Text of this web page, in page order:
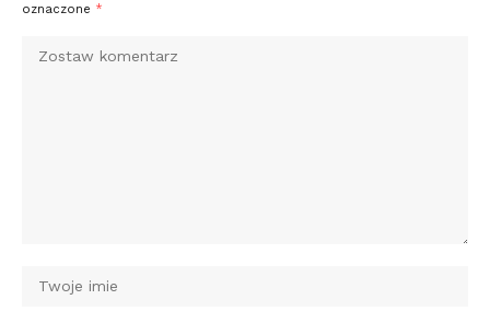
oznaczone *